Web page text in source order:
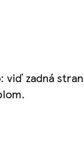
zadná